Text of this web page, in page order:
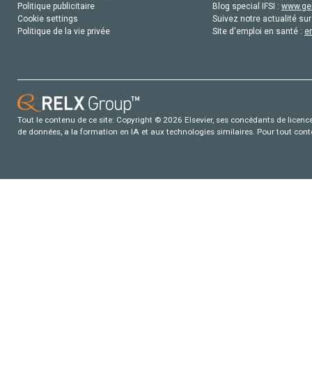
Politique publicitaire
Cookie settings
Politique de la vie privée
Blog special IFSI :
Suivez notre actualité
Site d'emploi en santé :
Tout le contenu de ce site: Copyright © 2026 Elsevier, ses concédants de
de données, a la formation en IA et aux technologies similaires. Pour tout